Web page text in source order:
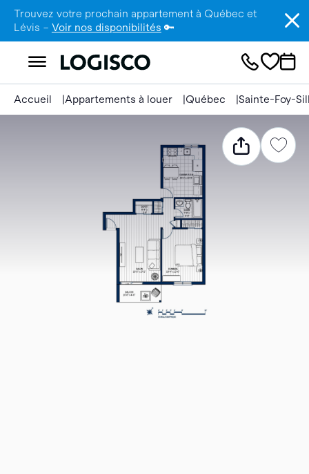
Trouvez votre prochain appartement à Québec et
Lévis – Voir nos disponibilités 🔑
Accueil Appartements à louer Québec Sainte-Foy-